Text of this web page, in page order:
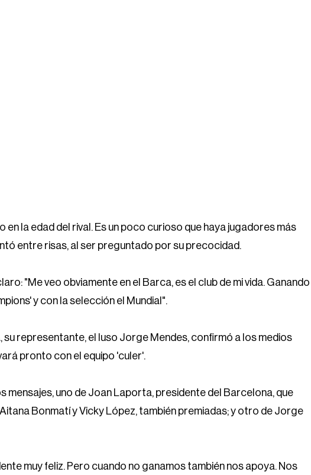
en la edad del rival. Es un poco curioso que haya jugadores más
entre risas, al ser preguntado por su precocidad.
"Me veo obviamente en el Barca, es el club de mi vida. Ganando
y con la selección el Mundial".
su representante, el luso Jorge Mendes, confirmó a los medios
pronto con el equipo 'culer'.
mensajes, uno de Joan Laporta, presidente del Barcelona, que
Bonmatí y Vicky López, también premiadas; y otro de Jorge
muy feliz. Pero cuando no ganamos también nos apoya. Nos